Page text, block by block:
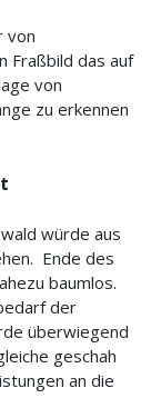
von
Fraßbild das auf
von
zu erkennen
würde aus
Ende des
baumlos.
der
überwiegend
geschah
an die